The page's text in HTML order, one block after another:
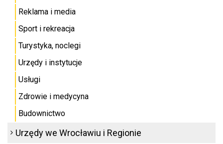
Reklama i media
Sport i rekreacja
Turystyka, noclegi
Urzędy i instytucje
Usługi
Zdrowie i medycyna
Budownictwo
Urzędy we Wrocławiu i Regionie